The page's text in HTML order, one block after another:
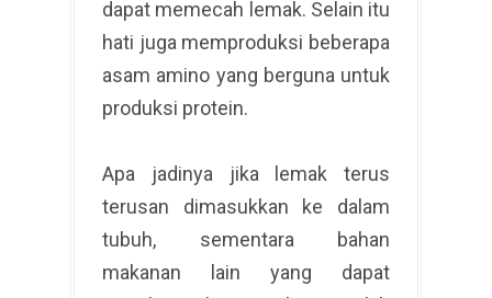
dapat memecah lemak. Selain itu
hati juga memproduksi beberapa
asam amino yang berguna untuk
produksi protein.
Apa jadinya jika lemak terus
terusan dimasukkan ke dalam
tubuh, sementara bahan
makanan lain yang dapat